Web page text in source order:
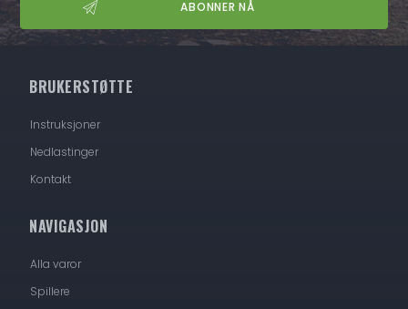
BRUKERSTØTTE
Instruksjoner
Nedlastinger
Kontakt
NAVIGASJON
Alla varor
Spillere